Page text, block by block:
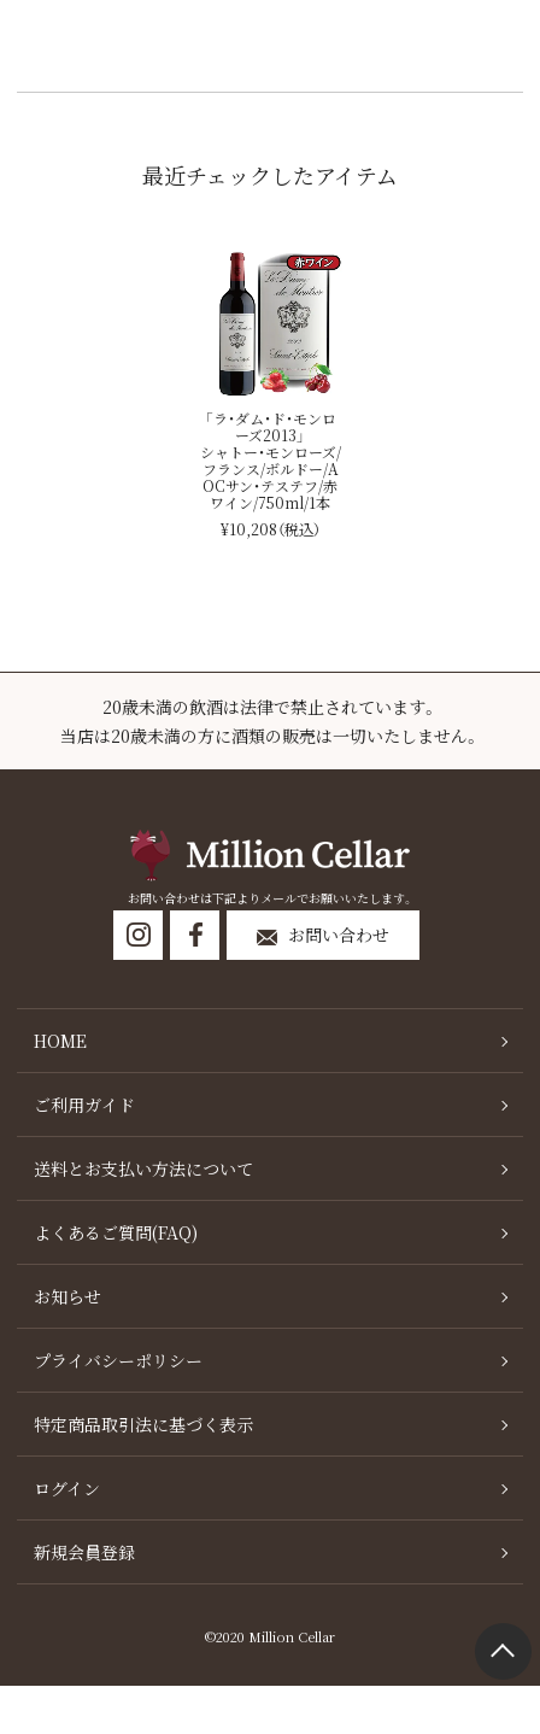
最近チェックしたアイテム
「ラ・ダム・ド・モンロ
ーズ2013」
シャトー・モンローズ/
フランス/ボルドー/A
OCサン・テステフ/赤
ワイン/750ml/1本
¥10,208（税込）
20歳未満の飲酒は法律で禁止されています。
当店は20歳未満の方に酒類の販売は一切いたしません。
お問い合わせは下記よりメールでお願いいたします。
お問い合わせ
HOME
ご利用ガイド
送料とお支払い方法について
よくあるご質問(FAQ)
お知らせ
プライバシーポリシー
特定商品取引法に基づく表示
ログイン
新規会員登録
©2020 Million Cellar